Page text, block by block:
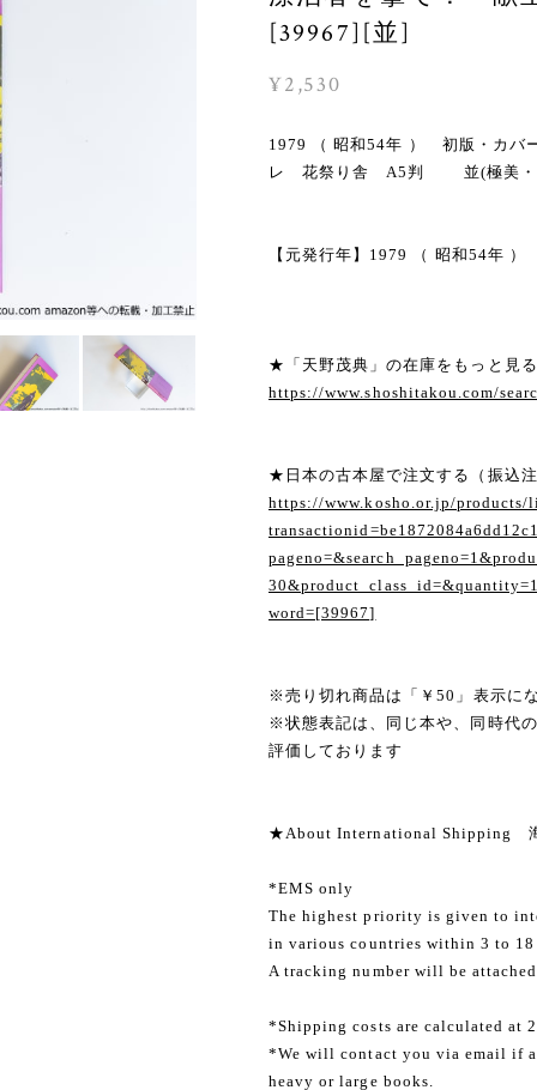
[39967][並]
¥2,530
1979 （ 昭和54年 ） 初版・カバ
レ 花祭り舎 A5判 並(極美・美
【元発行年】1979 （ 昭和54年 ）
★「天野茂典」の在庫をもっと見る
https://www.shoshitakou.com/
★日本の古本屋で注文する（振込
https://www.kosho.or.jp/products/
word=[39967]
※売り切れ商品は「￥50」表示に
※状態表記は、同じ本や、同時代
評価しております
★About International Shipping
*EMS only
The highest priority is given to
in various countries within 3 to 18
A tracking number will be
*Shipping costs are calculated at
*We will contact you via email if
heavy or large books.